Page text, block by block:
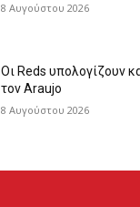
8 Αυγούστου 2026
Οι Reds υπολογίζουν
τον Araujo
8 Αυγούστου 2026